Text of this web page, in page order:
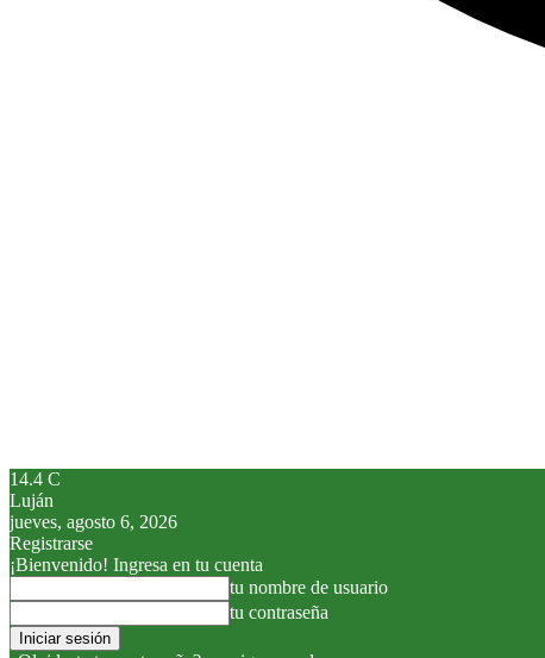
14.4 C
Luján
jueves, agosto 6, 2026
Registrarse
¡Bienvenido! Ingresa en tu cuenta
tu nombre de usuario
tu contraseña